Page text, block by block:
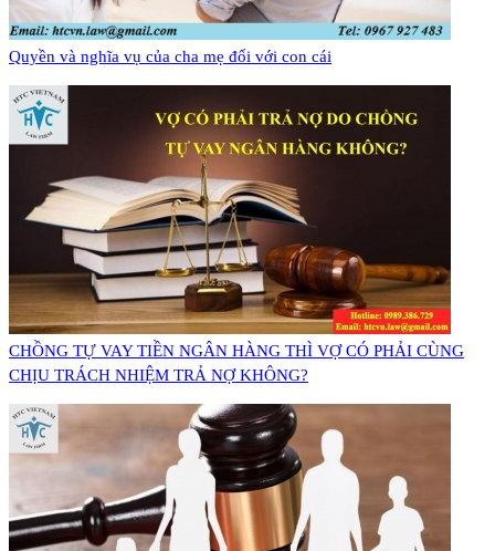
Quyền và nghĩa vụ của cha mẹ đối với con cái
CHỒNG TỰ VAY TIỀN NGÂN HÀNG THÌ VỢ CÓ PHẢI CÙNG
CHỊU TRÁCH NHIỆM TRẢ NỢ KHÔNG?